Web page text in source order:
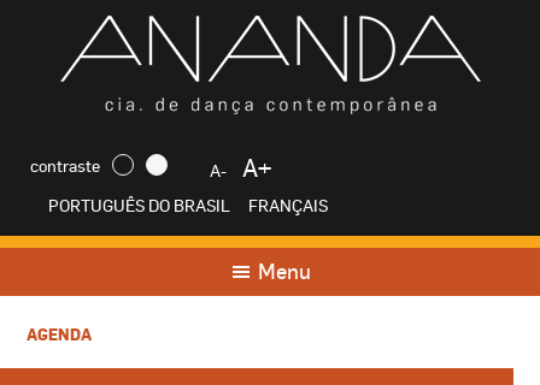
contraste A- A+
PORTUGUÊS DO BRASIL FRANÇAIS
Menu
AGENDA